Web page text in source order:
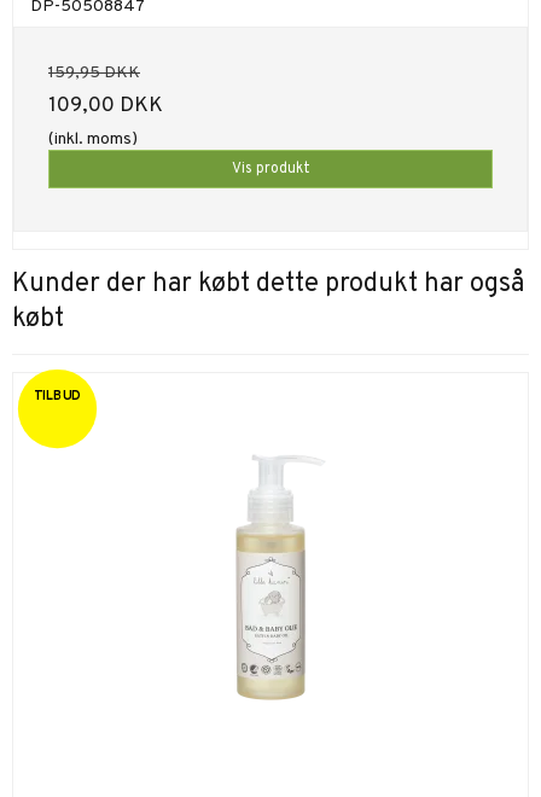
DP-50508847
159,95 DKK
109,00 DKK
(inkl. moms)
Vis produkt
Kunder der har købt dette produkt har også
købt
TILBUD